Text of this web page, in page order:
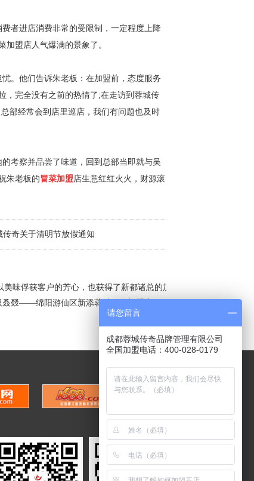
者进店消费非常的受限制，一定程度上降
盟店人气爆满的景象了。
。他们告诉朱老板：在加盟前，态度服务
，完全没有之前的热情了;在走访到蓉城传
部经常会到店里巡店，我们有问题也及时
考察并品尝了味道，回到总部当即就与吴
朱老板的冒菜加盟店生意红红火火，财源滚
传奇关于清明节放假通知
美味俘获客户的芳心，也获得了新都诸总的加
叒叕——绵阳游仙区新添蓉城传奇加盟店
请您留言
成都蓉城传奇品牌管理有限公司
全国加盟电话：400-028-0179